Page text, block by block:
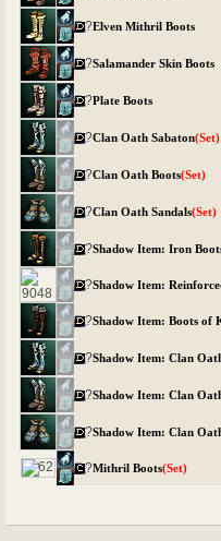
?Elven Mithril Boots
?Salamander Skin Boots
?Plate Boots
?Clan Oath Sabaton(Set)
?Clan Oath Boots(Set)
?Clan Oath Sandals(Set)
?Shadow Item: Iron
?Shadow Item:
?Shadow Item: Boots of
?Shadow Item: Clan
?Shadow Item: Clan
?Shadow Item: Clan
?Mithril Boots(Set)